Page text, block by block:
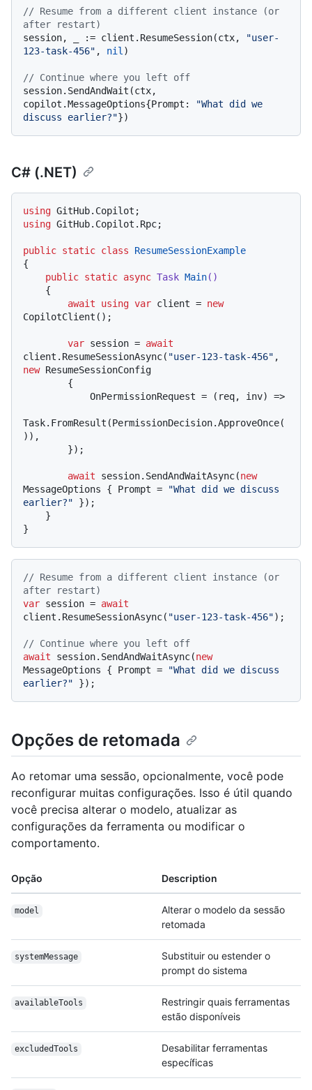
// Resume from a different client instance (or
after restart)
session, _ := client.ResumeSession(ctx,
"user-
123-task-456" , nil)
// Continue where you left off
session.SendAndWait(ctx,
copilot.MessageOptions{Prompt:
"What did we
discuss earlier?"
C# (.NET)
using
using GitHub.Copilot.Rpc;
public static class
ResumeSessionExample
{
public static async Task Main()
await
using var client = new
CopilotClient();
var session = await
client.ResumeSessionAsync( "user-123-task-456"
new ResumeSessionConfig
Task.FromResult(PermissionDecision.ApproveOnce(
)),
await session.SendAndWaitAsync(new
MessageOptions { Prompt =
"What did we discuss
earlier?" });
// Resume from a different client instance (or
after restart)
var session = await
client.ResumeSessionAsync( "user-123-task-456");
// Continue where you left off
await session.SendAndWaitAsync(new
MessageOptions { Prompt =
"What did we discuss
earlier?"
Opções de retomada
Ao retomar uma sessão, opcionalmente, você pode
reconfigurar muitas configurações. Isso é útil quando
você precisa alterar o modelo, atualizar as
configurações da ferramenta ou modificar o
comportamento.
Opção Description
model
Alterar o modelo da sessão
retomada
systemMessage
Substituir ou estender o
prompt do sistema
availableTools
Restringir quais ferramentas
estão disponíveis
excludedTools
Desabilitar ferramentas
específicas